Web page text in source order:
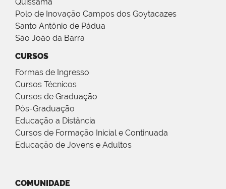
Polo de Inovação Campos dos Goytacazes
Santo Antônio de Pádua
São João da Barra
CURSOS
Formas de Ingresso
Cursos Técnicos
Cursos de Graduação
Pós-Graduação
Educação a Distância
Cursos de Formação Inicial e Continuada
Educação de Jovens e Adultos
COMUNIDADE